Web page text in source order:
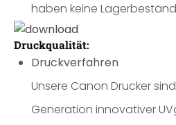
haben keine
Druckqualität:
Druckverfahren
Unsere Canon Drucker
Generation innovativer